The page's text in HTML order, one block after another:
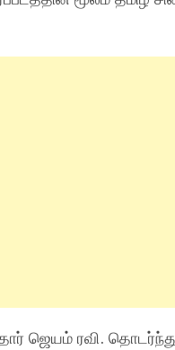
ஜெயம் ரவி.